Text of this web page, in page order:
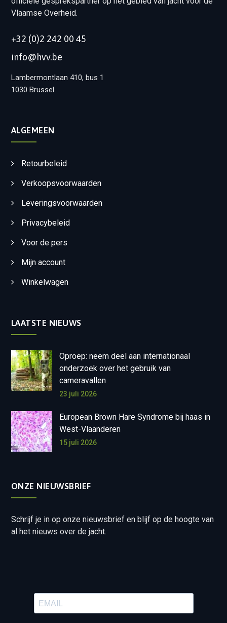
Vlaamse Overheid.
+32 (0)2 242 00 45
info@hvv.be
Lambermontlaan 410, bus 1
1030 Brussel
ALGEMEEN
Retourbeleid
Verkoopsvoorwaarden
Leveringsvoorwaarden
Privacybeleid
Voor de pers
Mijn account
Winkelwagen
LAATSTE NIEUWS
Oproep: neem deel aan internationaal
onderzoek over het gebruik van
cameravallen
23 juli 2026
European Brown Hare Syndrome bij haas in
West-Vlaanderen
15 juli 2026
ONZE NIEUWSBRIEF
Schrijf je in op onze nieuwsbrief en blijf op de hoogte van
al het nieuws over de jacht.